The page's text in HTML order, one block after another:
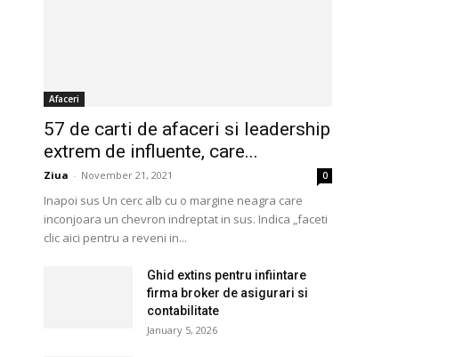
Afaceri
57 de carti de afaceri si leadership
extrem de influente, care...
Ziua - November 21, 2021 0
Inapoi sus Un cerc alb cu o margine neagra care
inconjoara un chevron indreptat in sus. Indica „faceti
clic aici pentru a reveni in...
Ghid extins pentru infiintare
firma broker de asigurari si
contabilitate
January 5, 2026